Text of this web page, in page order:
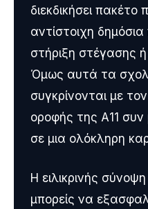
διεκδικήσει
αντίστοιχη
στήριξη στέγασης
Όμως αυτά τα
συγκρίνονται με
οροφής της Α11 συν
σε μια ολόκληρη
Η ειλικρινής
μπορείς να